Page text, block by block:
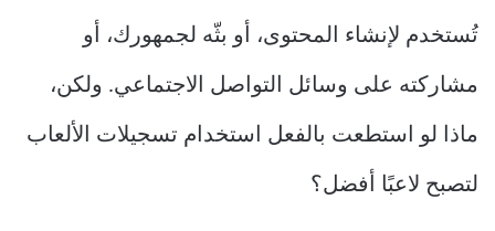
تُستخدم لإنشاء المحتوى، أو بثّه لجمهورك، أو
مشاركته على وسائل التواصل الاجتماعي. ولكن،
ماذا لو استطعت بالفعل استخدام تسجيلات الألعاب
لتصبح لاعبًا أفضل؟